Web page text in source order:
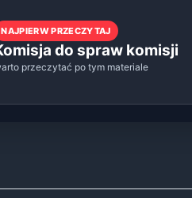
NAJPIERW PRZECZYTAJ
do spraw komisji
przeczytać po tym materiale